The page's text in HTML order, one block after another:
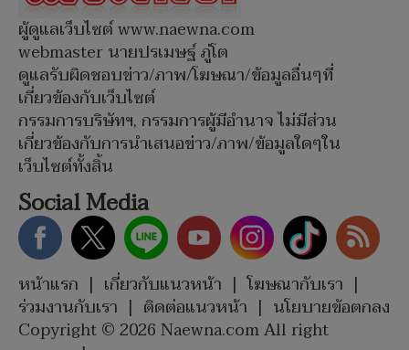
ผู้ดูแลเว็บไซต์ www.naewna.com
webmaster นายปรเมษฐ์ ภู่โต
ดูแลรับผิดชอบข่าว/ภาพ/โฆษณา/ข้อมูลอื่นๆที่
เกี่ยวข้องกับเว็บไซต์
กรรมการบริษัทฯ, กรรมการผู้มีอำนาจ ไม่มีส่วน
เกี่ยวข้องกับการนำเสนอข่าว/ภาพ/ข้อมูลใดๆใน
เว็บไซต์ทั้งสิ้น
Social Media
หน้าแรก | เกี่ยวกับแนวหน้า | โฆษณากับเรา |
ร่วมงานกับเรา | ติดต่อแนวหน้า | นโยบายข้อตกลง
Copyright © 2026 Naewna.com All right